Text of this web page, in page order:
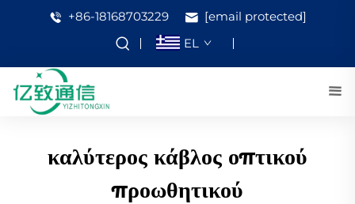
+86-18168703229
[email protected]
EL
καλύτερος κάβλος οπτικού
προωθητικού